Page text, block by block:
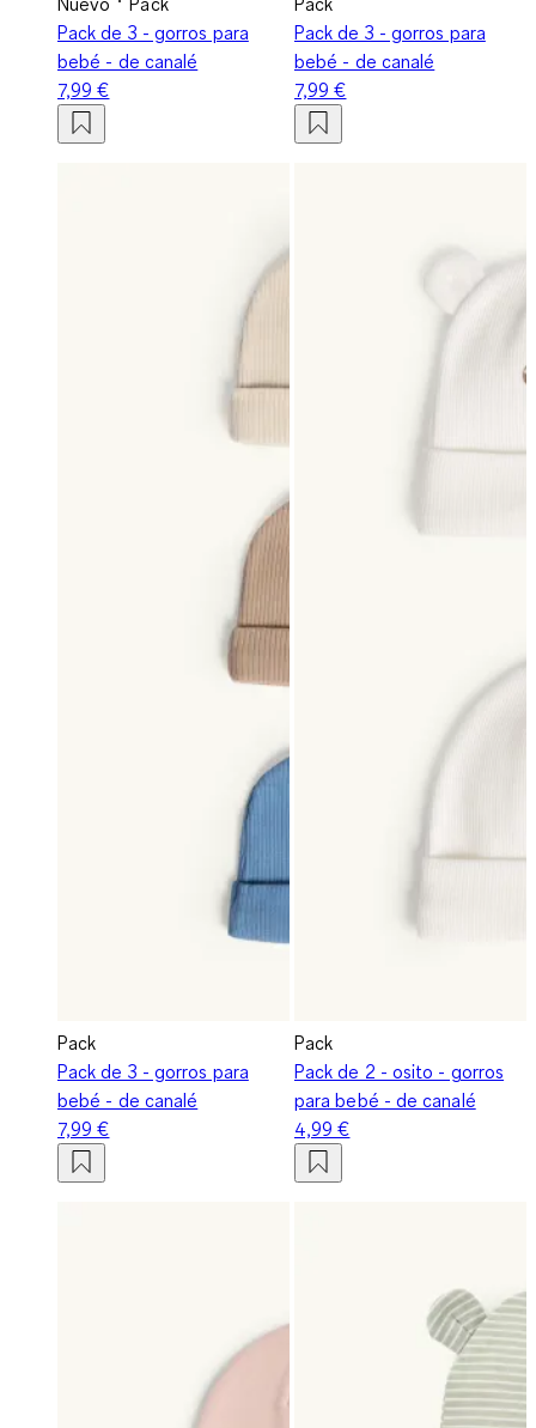
Pack de 3 - gorros para
bebé - de canalé
7,99 €
Pack de 3 - gorros para
bebé - de canalé
7,99 €
Pack
Pack de 3 - gorros para
bebé - de canalé
7,99 €
Pack
Pack de 2 - osito - gorros
para bebé - de canalé
4,99 €